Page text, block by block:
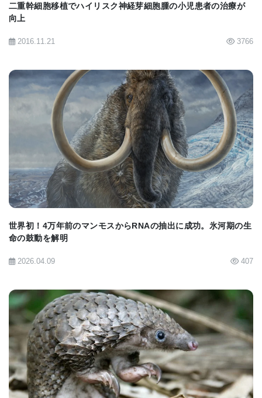
ターで送達された場合、大腿四頭筋、ふくらは
ぎ筋、心筋にわたってジストロフィン遺伝子の
10%から40%の編集を示しました。
非ヒト霊長類における初の単一AAV筋肉編集の
実証: NanoCas™は、カニクイザルの骨格筋にお
いてジストロフィンを標的とした場合、最大
30%のin vivo編集効率を達成しました。また、
NanoCas™は心臓全体で15%の編集を示したの
に対し、SaCas9では10%でした。肝臓組織の分
編集）が示されました。
「in vivoでの肝外組織の効果的な編集は、遺伝子編
集分野にとっての障害でした」と、Mammoth
Biosciences社の共同設立者兼最高経営責任者である
トレバー・マーティン博士（Trevor Martin, Ph.D.）
は述べています。「NanoCas™のコンパクトなサイ
ズは、塩基編集、逆転写酵素編集、エピジェネティ
二重幹細胞移植でハイリスク神経芽細胞腫の小児患者の治療が
向上
2016.11.21 3766
BIOMARKET JP
世界初！4万年前のマンモスからRNAの抽出に成功。氷河期の生
命の鼓動を解明
2026.04.09 407
BIOMARKET JP